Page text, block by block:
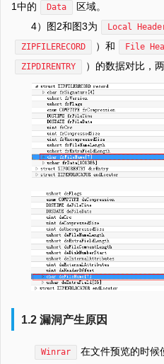
1中的
Data
区域。
4）图2和图3为
Local
ZIPFILERECORD ）和 File
ZIPDIRENTRY ）的数据对比，
1.2 漏洞产生原因
Winrar 在文件预览的时候